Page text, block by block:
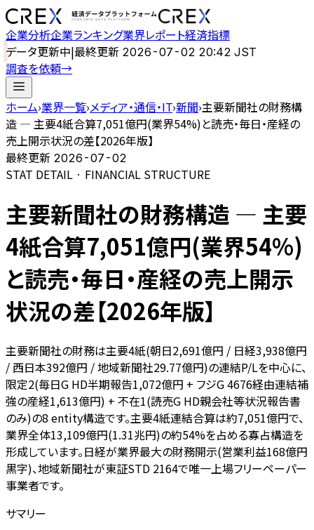
企業分析企業ランキング業界レポート経済指標
データ更新中|最終更新 2026-07-02 20:42 JST
調査を依頼→
ホーム›業界一覧›メディア・通信・IT›新聞›主要新聞社の財務構
造 — 主要4紙合算7,051億円(業界54%)と読売・毎日・産経の
売上開示状況の差【2026年版】
最終更新 2026-07-02
STAT DETAIL · FINANCIAL STRUCTURE
主要新聞社の財務構造 — 主要
4紙合算7,051億円(業界54%)
と読売・毎日・産経の売上開示
状況の差【2026年版】
主要新聞社の財務は主要4紙(朝日2,691億円 / 日経3,938億円
/ 西日本392億円 / 地域新聞社29.77億円)の連結P/Lを中心に、
限定2(毎日G HD半期報告1,072億円 + フジG 4676経由連結補
強の産経1,613億円) + 不在1(読売G HD親会社等状況報告書
のみ)の8 entity構造です。主要4紙連結合算は約7,051億円で、
業界全体13,109億円(1.31兆円)の約54%を占める寡占構造を
形成しています。日経が業界最大の財務開示(営業利益168億円
黒字)、地域新聞社が東証STD 2164で唯一上場フリーペーパー
事業者です。
サマリー